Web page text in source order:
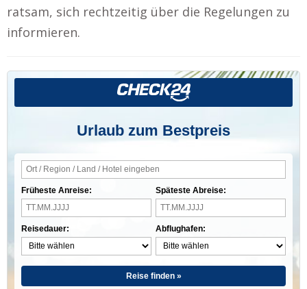
ratsam, sich rechtzeitig über die Regelungen zu
informieren.
Urlaub zum Bestpreis
Früheste Anreise:
Reisedauer:
Späteste Abreise:
Abflughafen:
Reise finden »